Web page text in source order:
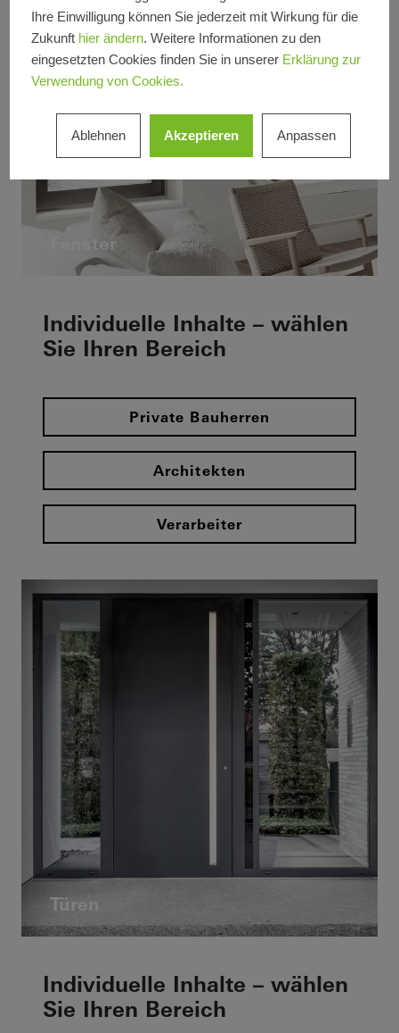
Fenster
Individuelle Inhalte – wählen
Sie Ihren Bereich
Private Bauherren
Architekten
Verarbeiter
Türen
Individuelle Inhalte – wählen
Sie Ihren Bereich
Ihre Einwilligung können Sie jederzeit mit Wirkung für die
Zukunft hier ändern. Weitere Informationen zu den
eingesetzten Cookies finden Sie in unserer Erklärung zur
Verwendung von Cookies.
Ablehnen Akzeptieren Anpassen